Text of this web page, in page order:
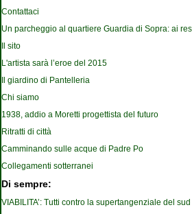
Contattaci
Un parcheggio al quartiere Guardia di Sopra: ai
Il sito
L'artista sarà l’eroe del 2015
Il giardino di Pantelleria
Chi siamo
1938, addio a Moretti progettista del futuro
Ritratti di città
Camminando sulle acque di Padre Po
Collegamenti sotterranei
Di sempre:
VIABILITA’: Tutti contro la supertangenziale del